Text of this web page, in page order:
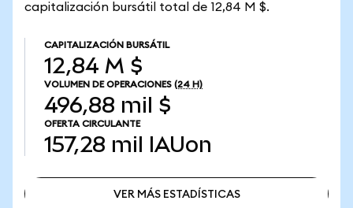
capitalización bursátil total de 12,84 M $.
CAPITALIZACIÓN BURSÁTIL
12,84 M $
VOLUMEN DE OPERACIONES (24 H)
496,88 mil $
OFERTA CIRCULANTE
157,28 mil IAUon
VER MÁS ESTADÍSTICAS